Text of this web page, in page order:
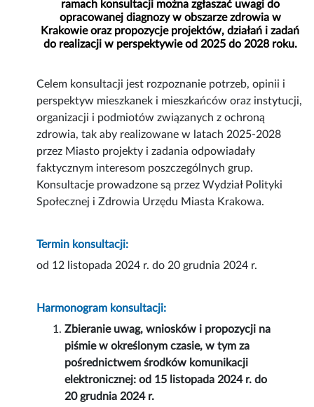
ramach konsultacji można zgłaszać uwagi do
opracowanej diagnozy w obszarze zdrowia w
Krakowie oraz propozycje projektów, działań i zadań
do realizacji w perspektywie od 2025 do 2028 roku.
Celem konsultacji jest rozpoznanie potrzeb, opinii i
perspektyw mieszkanek i mieszkańców oraz instytucji,
organizacji i podmiotów związanych z ochroną
zdrowia, tak aby realizowane w latach 2025-2028
przez Miasto projekty i zadania odpowiadały
faktycznym interesom poszczególnych grup.
Konsultacje prowadzone są przez Wydział Polityki
Społecznej i Zdrowia Urzędu Miasta Krakowa.
Termin konsultacji:
od 12 listopada 2024 r. do 20 grudnia 2024 r.
Harmonogram konsultacji:
Zbieranie uwag, wniosków i propozycji na
piśmie w określonym czasie, w tym za
pośrednictwem środków komunikacji
elektronicznej: od 15 listopada 2024 r. do
20 grudnia 2024 r.